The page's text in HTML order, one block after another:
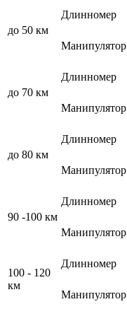
до 50 км
Длинномер
Манипулятор
до 70 км
Длинномер
Манипулятор
до 80 км
Длинномер
Манипулятор
90 -100 км
Длинномер
Манипулятор
100 - 120
км
Длинномер
Манипулятор